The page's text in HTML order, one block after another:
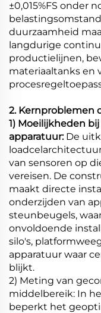
±0,015%FS onder
duurzaamheid
langdurige
productielijnen,
materiaaltanks en
2. Kernproblemen
1) Moeilijkheden
apparatuur: De
van sensoren op
vereisen. De
maakt directe
onderzijden van
steunbeugels,
onvoldoende
silo's,
apparatuur waar
blijkt.
2) Meting van
middelbereik: In
beperkt het